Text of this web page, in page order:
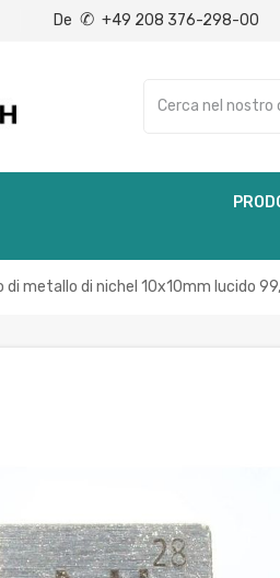
De ✆ +49 208 376-298-00
di metallo di nichel 10x10mm lucido